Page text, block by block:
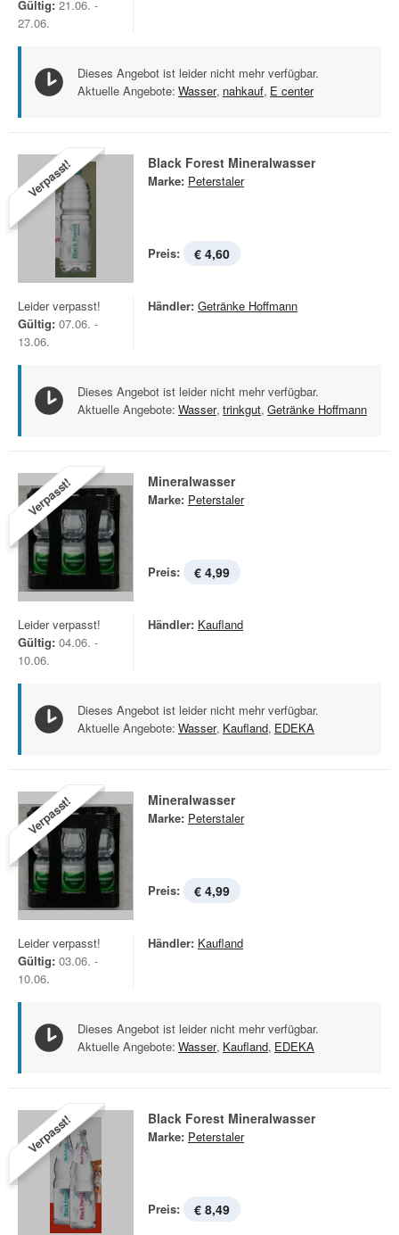
Gültig: 21.06. -
27.06.
Dieses Angebot ist leider nicht mehr verfügbar.
Aktuelle Angebote: Wasser, nahkauf, E center
Verpasst! Black Forest Mineralwasser
Marke: Peterstaler
Preis: € 4,60
Leider verpasst!
Gültig: 07.06. -
13.06.
Händler: Getränke Hoffmann
Dieses Angebot ist leider nicht mehr verfügbar.
Aktuelle Angebote: Wasser, trinkgut, Getränke Hoffmann
Verpasst! Mineralwasser
Marke: Peterstaler
Preis: € 4,99
Leider verpasst!
Gültig: 04.06. -
10.06.
Händler: Kaufland
Dieses Angebot ist leider nicht mehr verfügbar.
Aktuelle Angebote: Wasser, Kaufland, EDEKA
Verpasst! Mineralwasser
Marke: Peterstaler
Preis: € 4,99
Leider verpasst!
Gültig: 03.06. -
10.06.
Händler: Kaufland
Dieses Angebot ist leider nicht mehr verfügbar.
Aktuelle Angebote: Wasser, Kaufland, EDEKA
Verpasst! Black Forest Mineralwasser
Marke: Peterstaler
Preis: € 8,49